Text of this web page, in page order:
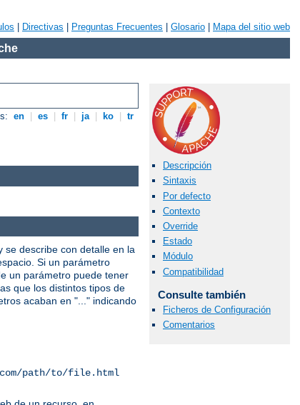
Directivas Preguntas Frecuentes Glosario Mapa del sitio web
en es fr ja ko tr
Descripción
Sintaxis
Por defecto
Contexto
Override
Estado
Módulo
Compatibilidad
Consulte también
Ficheros de Configuración
Comentarios
se describe con detalle en la
Si un parámetro
un parámetro puede tener
que los distintos tipos de
acaban en "..." indicando
path/to/file.html